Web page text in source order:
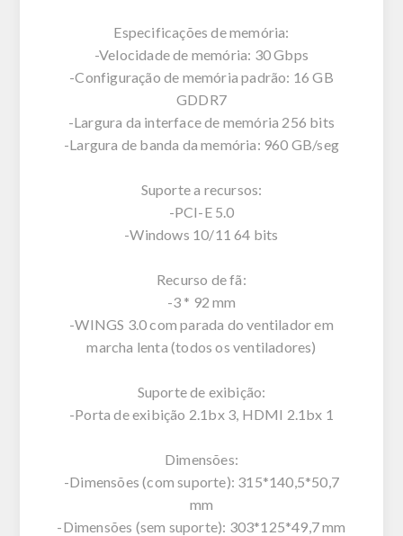
Especificações de memória:
-Velocidade de memória: 30 Gbps
-Configuração de memória padrão: 16 GB
GDDR7
-Largura da interface de memória 256 bits
-Largura de banda da memória: 960 GB/seg
Suporte a recursos:
-PCI-E 5.0
-Windows 10/11 64 bits
Recurso de fã:
-3 * 92 mm
-WINGS 3.0 com parada do ventilador em
marcha lenta (todos os ventiladores)
Suporte de exibição:
-Porta de exibição 2.1bx 3, HDMI 2.1bx 1
Dimensões:
-Dimensões (com suporte): 315*140,5*50,7
mm
-Dimensões (sem suporte): 303*125*49,7 mm